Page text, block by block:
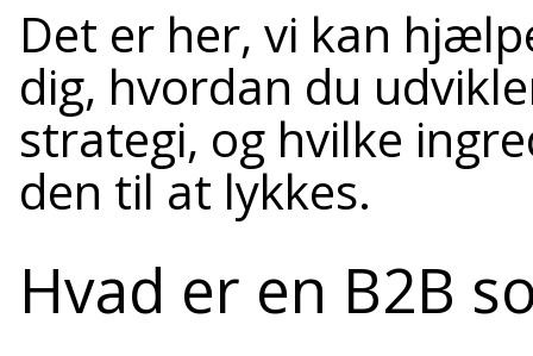
Det er her, vi kan
dig, hvordan du
strategi, og hvilke
den til at lykkes.
Hvad er en B2B